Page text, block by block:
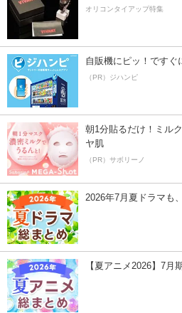
オリコンタイアップ特集
自販機にピッ！ですぐ
（PR）ジハンピ
朝1分貼るだけ！ミル
ヤ肌
（PR）サボリーノ
2026年7月夏ドラマも
【夏アニメ2026】7月